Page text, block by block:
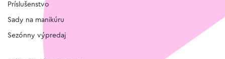
Príslušenstvo
Sady na manikúru
Sezónny výpredaj